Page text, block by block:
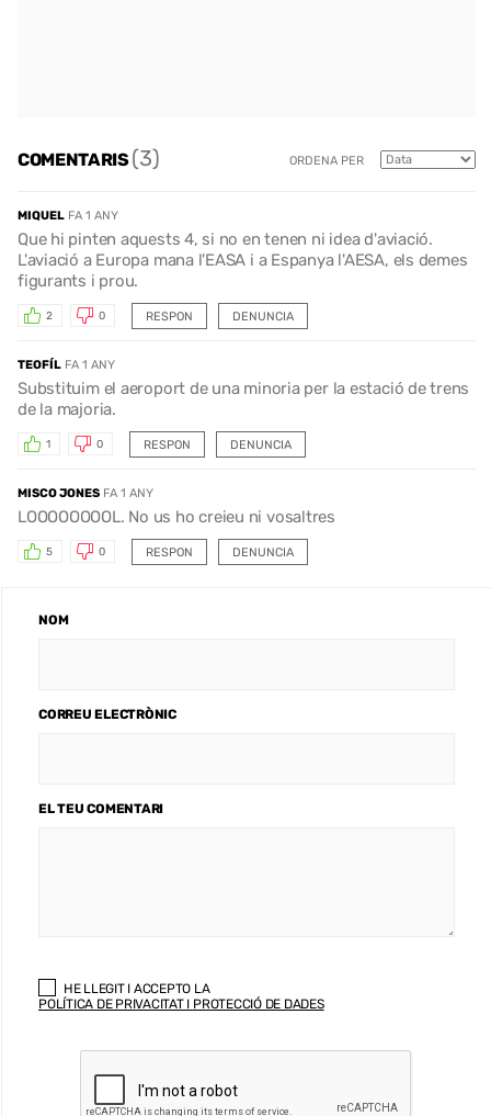
COMENTARIS(3) ORDENA PER
MIQUEL FA 1 ANY
Que hi pinten aquests 4, si no en tenen ni idea d'aviació.
L'aviació a Europa mana l'EASA i a Espanya l'AESA, els demes
figurants i prou.
RESPON
2 0 DENUNCIA
TEOFÍL FA 1 ANY
Substituim el aeroport de una minoria per la estació de trens
de la majoria.
RESPON
1 0 DENUNCIA
MISCO JONES FA 1 ANY
LOOOOOOOOL. No us ho creieu ni vosaltres
RESPON
5 0 DENUNCIA
NOM
CORREU ELECTRÒNIC
EL TEU COMENTARI
HE LLEGIT I ACCEPTO LA
POLÍTICA DE PRIVACITAT I PROTECCIÓ DE DADES